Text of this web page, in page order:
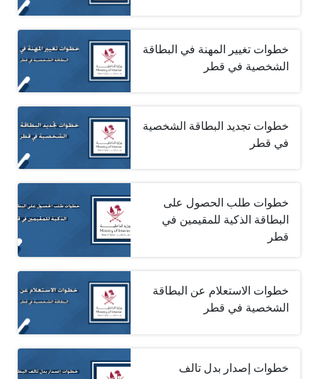
خطوات تغيير المهنة في البطاقة
الشخصية في قطر
خطوات تجديد البطاقة الشخصية
في قطر
خطوات طلب الحصول على
البطاقة الذكية للمقيمين في
قطر
خطوات الاستعلام عن البطاقة
الشخصية في قطر
خطوات إصدار بدل تالف